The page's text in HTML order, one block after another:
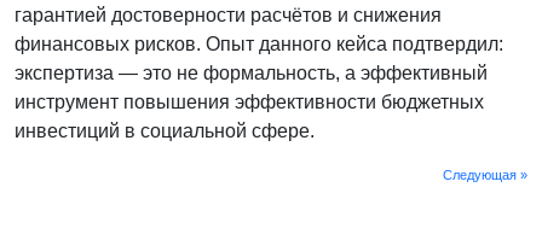
гарантией достоверности расчётов и снижения
финансовых рисков. Опыт данного кейса подтвердил:
экспертиза — это не формальность, а эффективный
инструмент повышения эффективности бюджетных
инвестиций в социальной сфере.
Следующая »